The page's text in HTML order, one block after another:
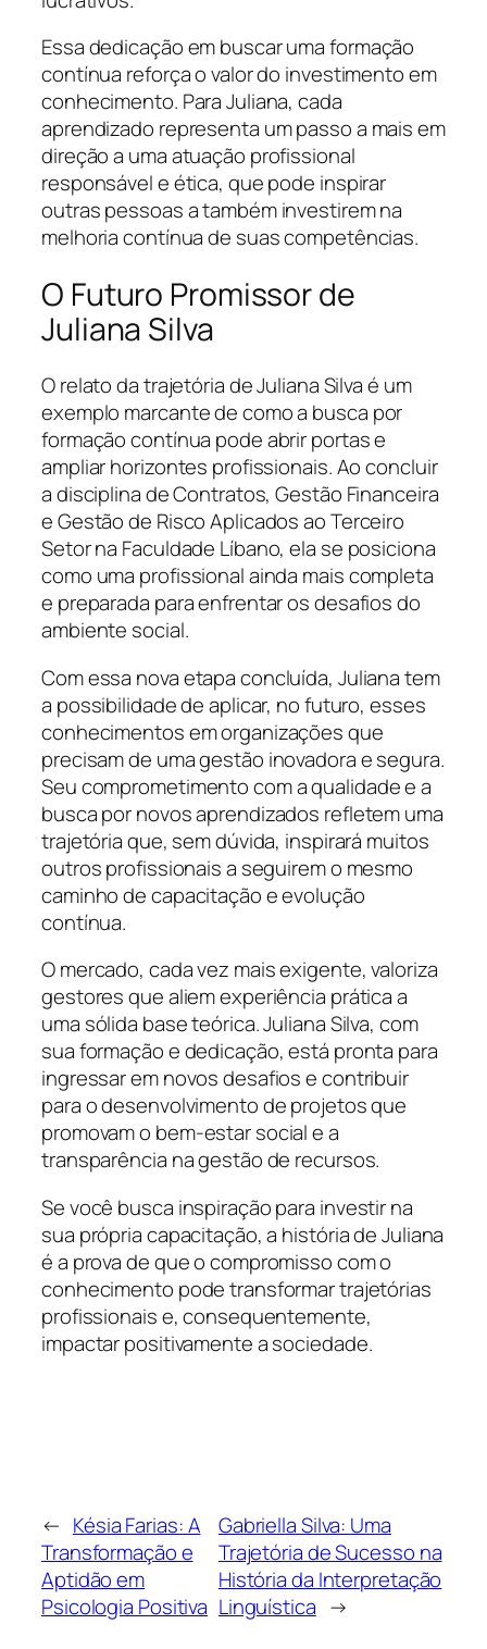
Essa dedicação em buscar uma formação
contínua reforça o valor do investimento em
conhecimento. Para Juliana, cada
aprendizado representa um passo a mais em
direção a uma atuação profissional
responsável e ética, que pode inspirar
outras pessoas a também investirem na
melhoria contínua de suas competências.
O Futuro Promissor de
Juliana Silva
O relato da trajetória de Juliana Silva é um
exemplo marcante de como a busca por
formação contínua pode abrir portas e
ampliar horizontes profissionais. Ao concluir
a disciplina de Contratos, Gestão Financeira
e Gestão de Risco Aplicados ao Terceiro
Setor na Faculdade Líbano, ela se posiciona
como uma profissional ainda mais completa
e preparada para enfrentar os desafios do
ambiente social.
Com essa nova etapa concluída, Juliana tem
a possibilidade de aplicar, no futuro, esses
conhecimentos em organizações que
precisam de uma gestão inovadora e segura.
Seu comprometimento com a qualidade e a
busca por novos aprendizados refletem uma
trajetória que, sem dúvida, inspirará muitos
outros profissionais a seguirem o mesmo
caminho de capacitação e evolução
contínua.
O mercado, cada vez mais exigente, valoriza
gestores que aliem experiência prática a
uma sólida base teórica. Juliana Silva, com
sua formação e dedicação, está pronta para
ingressar em novos desafios e contribuir
para o desenvolvimento de projetos que
promovam o bem-estar social e a
transparência na gestão de recursos.
Se você busca inspiração para investir na
sua própria capacitação, a história de Juliana
é a prova de que o compromisso com o
conhecimento pode transformar trajetórias
profissionais e, consequentemente,
impactar positivamente a sociedade.
← Késia Farias: A
Transformação e
Aptidão em
Psicologia Positiva
Gabriella Silva: Uma
Trajetória de Sucesso na
História da Interpretação
Linguística →